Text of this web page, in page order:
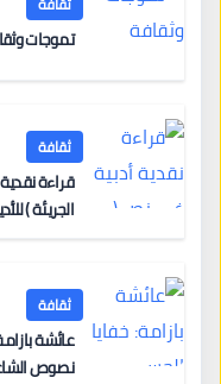
تموجات
ثقافة
قراءة
الجريئة )
ثقافة
عائشة
نصوص